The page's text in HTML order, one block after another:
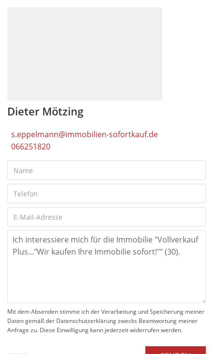
Dieter Mötzing
s.eppelmann@immobilien-sofortkauf.de
066251820
Mit dem Absenden stimme ich der Verarbeitung und Speicherung meiner
Daten gemäß der Datenschutzerklärung zwecks Beantwortung meiner
Anfrage zu. Diese Einwilligung kann jederzeit widerrufen werden.